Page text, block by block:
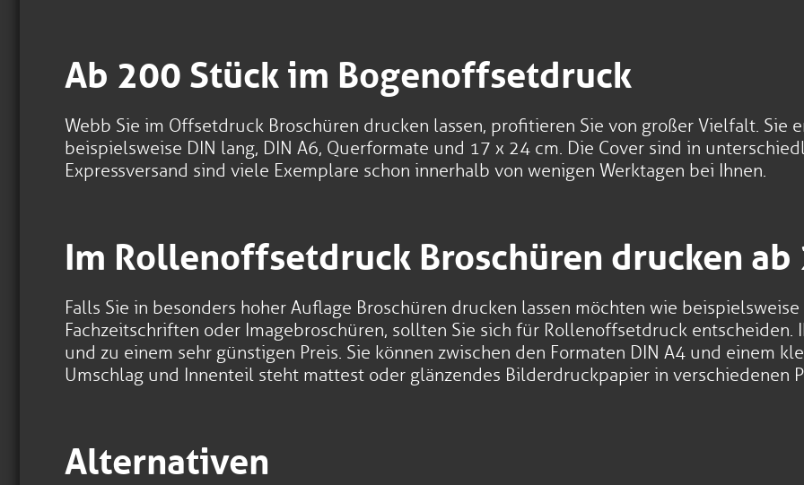
Ab 200 Stück im Bogenoffsetdruck
Webb Sie im Offsetdruck Broschüren drucken lassen, profitieren Sie von großer Vielfalt. Sie
beispielsweise DIN lang, DIN A6, Querformate und 17 x 24 cm. Die Cover sind in
Expressversand sind viele Exemplare schon innerhalb von wenigen Werktagen bei Ihnen.
Im Rollenoffsetdruck Broschüren drucken
Falls Sie in besonders hoher Auflage Broschüren drucken lassen möchten wie
Fachzeitschriften oder Imagebroschüren, sollten Sie sich für Rollenoffsetdruck entscheiden.
und zu einem sehr günstigen Preis. Sie können zwischen den Formaten DIN A4 und einem
Umschlag und Innenteil steht mattest oder glänzendes Bilderdruckpapier in verschiedenen
Alternativen